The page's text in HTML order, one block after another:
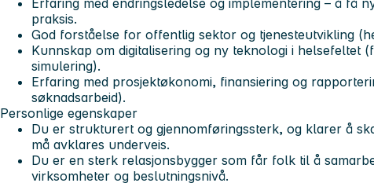
praksis.
God forståelse for offentlig sektor og tjenesteutvikling
Kunnskap om digitalisering og ny teknologi i helsefeltet
simulering).
Erfaring med prosjektøkonomi, finansiering og
søknadsarbeid).
Personlige egenskaper
Du er strukturert og gjennomføringssterk, og klarer å
må avklares underveis.
Du er en sterk relasjonsbygger som får folk til å
virksomheter og beslutningsnivå.